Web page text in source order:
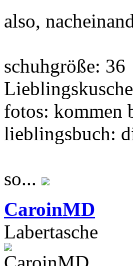
also,
schuhgröße: 36
fotos: kommen
lieblingsbuch:
so...
CaroinMD
Labertasche